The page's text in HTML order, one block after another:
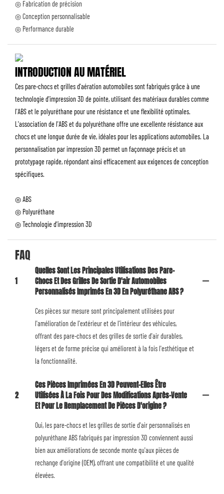
◎ Fabrication de précision
◎ Conception personnalisable
◎ Performance durable
INTRODUCTION AU MATÉRIEL
Ces pare-chocs et grilles d'aération automobiles sont fabriqués grâce à une
technologie d'impression 3D de pointe, utilisant des matériaux durables comme
l'ABS et le polyuréthane pour une résistance et une flexibilité optimales.
L'association de l'ABS et du polyuréthane offre une excellente résistance aux
chocs et une longue durée de vie, idéales pour les applications automobiles. La
personnalisation par impression 3D permet un façonnage précis et un
prototypage rapide, répondant ainsi efficacement aux exigences de conception
spécifiques.
◎ ABS
◎ Polyuréthane
◎ Technologie d'impression 3D
FAQ
1
Quelles Sont Les Principales Utilisations Des Pare-
Chocs Et Des Grilles De Sortie D'air Automobiles
Personnalisés Imprimés En 3D En Polyuréthane ABS ?
Ces pièces sur mesure sont principalement utilisées pour
l'amélioration de l'extérieur et de l'intérieur des véhicules,
offrant des pare-chocs et des grilles de sortie d'air durables,
légers et de forme précise qui améliorent à la fois l'esthétique et
la fonctionnalité.
2
Ces Pièces Imprimées En 3D Peuvent-Elles Être
Utilisées À La Fois Pour Des Modifications Après-Vente
Et Pour Le Remplacement De Pièces D'origine ?
Oui, les pare-chocs et les grilles de sortie d'air personnalisés en
polyuréthane ABS fabriqués par impression 3D conviennent aussi
bien aux améliorations de seconde monte qu'aux pièces de
rechange d'origine (OEM), offrant une compatibilité et une qualité
élevées.